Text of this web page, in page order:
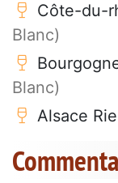
Côte-du-
Blanc)
Blanc)
Alsace